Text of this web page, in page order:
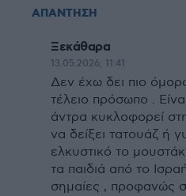
ΑΠΑΝΤΗΣΗ
Ξεκάθαρα
13.05.2026, 11:41
Δεν έχω δει πιο
τέλειο πρόσωπο .
άντρα κυκλοφορεί
να δείξει τατουάζ ή
ελκυστικό το
τα παιδιά από το
σημαίες , προφανώς